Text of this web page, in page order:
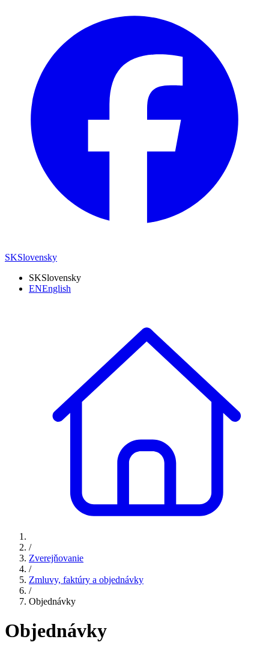
SKSlovensky
SKSlovensky
ENEnglish
/
Zverejňovanie
/
Zmluvy, faktúry a objednávky
/
Objednávky
Objednávky